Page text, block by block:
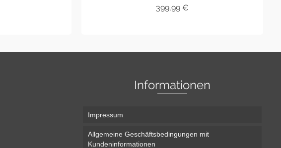
399,99 €
Informationen
Impressum
Allgemeine Geschäftsbedingungen mit
Kundeninformationen